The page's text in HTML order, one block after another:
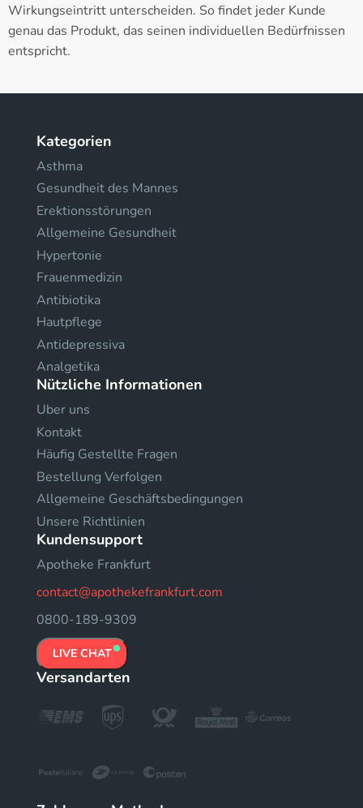
Wirkungseintritt unterscheiden. So findet jeder Kunde
genau das Produkt, das seinen individuellen Bedürfnissen
entspricht.
Kategorien
Asthma
Gesundheit des Mannes
Erektionsstörungen
Allgemeine Gesundheit
Hypertonie
Frauenmedizin
Antibiotika
Hautpflege
Antidepressiva
Analgetika
Nützliche Informationen
Uber uns
Kontakt
Häufig Gestellte Fragen
Bestellung Verfolgen
Allgemeine Geschäftsbedingungen
Unsere Richtlinien
Kundensupport
Apotheke Frankfurt
contact@apothekefrankfurt.com
0800-189-9309
LIVE CHAT
Versandarten